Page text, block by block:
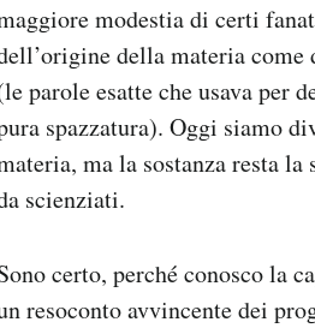
modestia di certi
della materia come
parole esatte che usava per
spazzatura). Oggi siamo
ma la sostanza resta
scienziati.
certo, perché conosco la
resoconto avvincente dei